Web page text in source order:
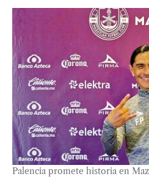
Palencia promete historia en